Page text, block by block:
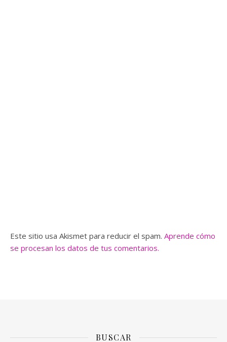
Este sitio usa Akismet para reducir el spam. Aprende cómo
se procesan los datos de tus comentarios.
BUSCAR